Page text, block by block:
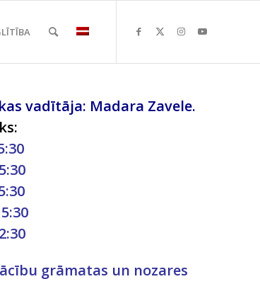
vadītāja: Madara Zavele.
grāmatas un nozares